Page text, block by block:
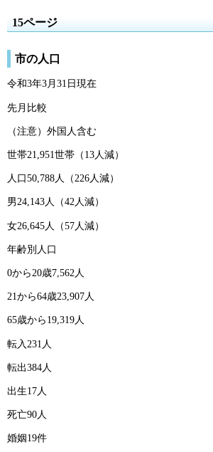
15ページ
市の人口
令和3年3月31日現在
先月比較
（注意）外国人含む
世帯21,951世帯（13人減）
人口50,788人（226人減）
男24,143人（42人減）
女26,645人（57人減）
年齢別人口
0から20歳7,562人
21から64歳23,907人
65歳から19,319人
転入231人
転出384人
出生17人
死亡90人
婚姻19件